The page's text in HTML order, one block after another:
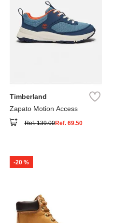
Timberland
Zapato Motion Access
Ref.139.00Ref. 69.50
-20 %